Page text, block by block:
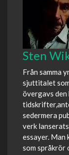
Sten
Från samma
sjuttitalet
övergavs den
sedermera
verk
essayer. Man
som språkrör